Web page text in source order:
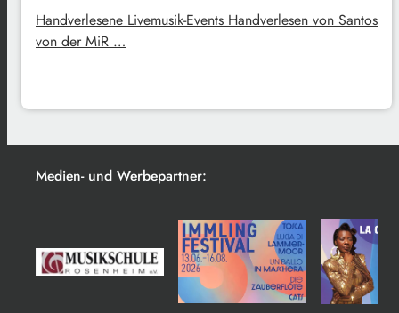
Handverlesene Livemusik-Events Handverlesen von Santos
von der MiR …
Medien- und Werbepartner: